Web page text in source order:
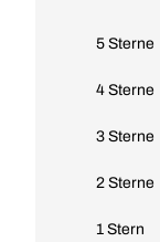
5 Sterne
4 Sterne
3 Sterne
2 Sterne
1 Stern